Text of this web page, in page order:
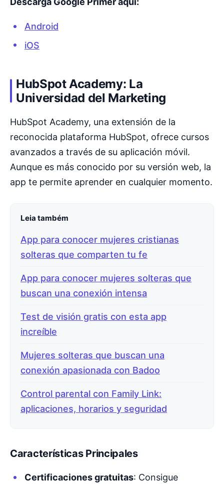
Android
iOS
HubSpot Academy: La
Universidad del Marketing
HubSpot Academy, una extensión de la
reconocida plataforma HubSpot, ofrece cursos
avanzados a través de su aplicación móvil.
Aunque es más conocido por su versión web, la
app te permite aprender en cualquier momento.
Leia também
App para conocer mujeres cristianas
solteras que comparten tu fe
App para conocer mujeres solteras que
buscan una conexión intensa
Test de visión gratis con esta app
increíble
Mujeres solteras que buscan una
conexión apasionada con Badoo
Control parental con Family Link:
aplicaciones, horarios y seguridad
Características Principales
Certificaciones gratuitas: Consigue